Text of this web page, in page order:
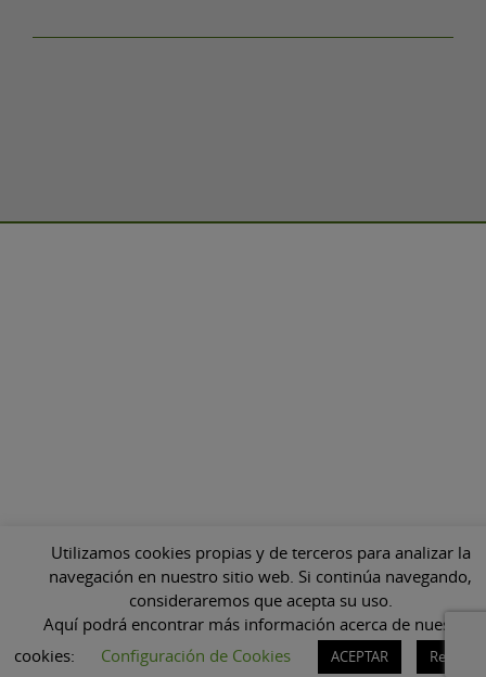
Utilizamos cookies propias y de terceros para analizar la
navegación en nuestro sitio web. Si continúa navegando,
consideraremos que acepta su uso.
Aquí podrá encontrar más información acerca de nuestras
cookies:
Configuración de Cookies ACEPTAR